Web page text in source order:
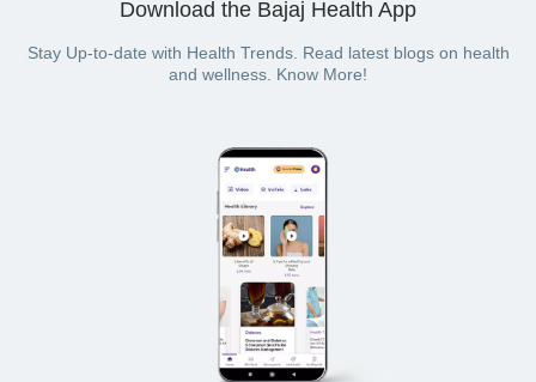
Download the Bajaj Health App
Stay Up-to-date with Health Trends. Read latest blogs on health
and wellness. Know More!